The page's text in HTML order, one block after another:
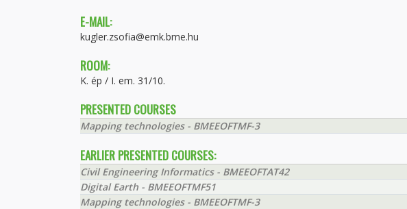
E-MAIL:
kugler.zsofia@emk.bme.hu
ROOM:
K. ép / I. em. 31/10.
PRESENTED COURSES
Mapping technologies - BMEEOFTMF-3
EARLIER PRESENTED COURSES:
Civil Engineering Informatics - BMEEOFTAT42
Digital Earth - BMEEOFTMF51
Mapping technologies - BMEEOFTMF-3